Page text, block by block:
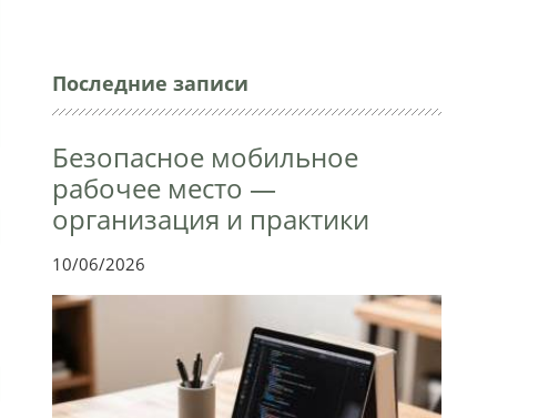
Последние записи
Безопасное мобильное
рабочее место —
организация и практики
10/06/2026